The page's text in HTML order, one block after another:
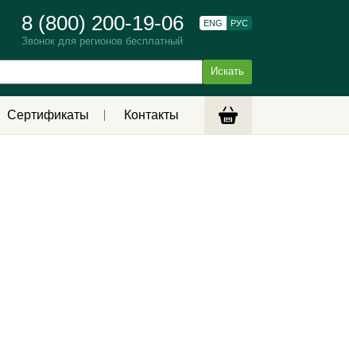
8 (800) 200-19-06
Звонок для регионов бесплатный
ENG РУС
Сертификаты Контакты